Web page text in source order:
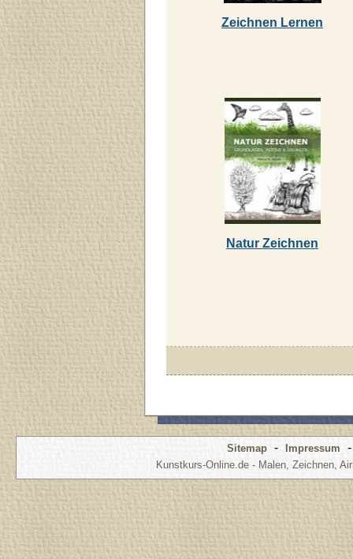
Zeichnen Lernen
Natur Zeichnen
Sitemap - Impressum
Kunstkurs-Online.de - Malen, Zeichnen,